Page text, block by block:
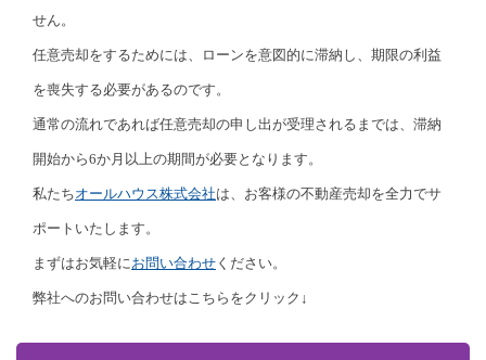
せん。
任意売却をするためには、ローンを意図的に滞納し、期限の利益
を喪失する必要があるのです。
通常の流れであれば任意売却の申し出が受理されるまでは、滞納
開始から6か月以上の期間が必要となります。
私たちオールハウス株式会社は、お客様の不動産売却を全力でサ
ポートいたします。
まずはお気軽にお問い合わせ ください。
弊社へのお問い合わせはこちらをクリック↓